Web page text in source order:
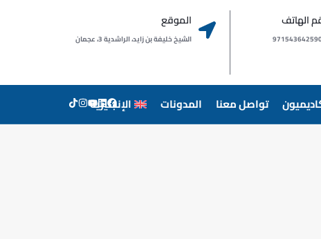
الموقع
الشيخ خليفة بن زايد، الراشدية 3، عجمان
الهاتف
تواصل معنا المدونات الإنجليزية